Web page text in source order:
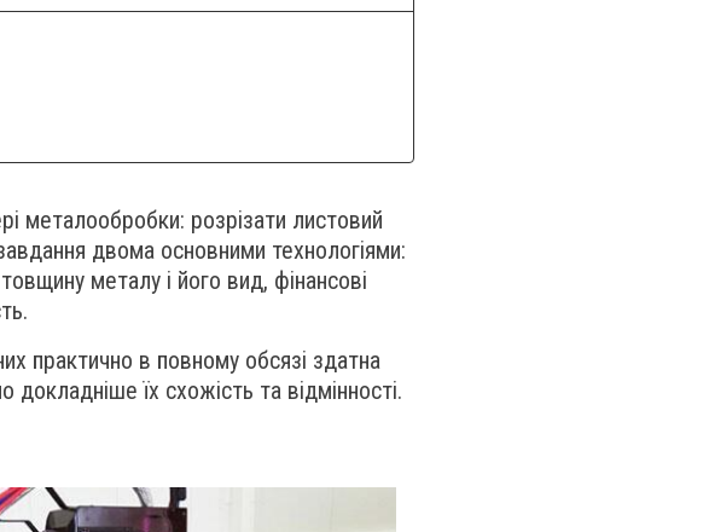
металообробки: розрізати листовий
двома основними технологіями:
металу і його вид, фінансові
практично в повному обсязі здатна
їх схожість та відмінності.